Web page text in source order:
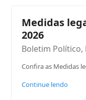
Medidas
2026
Boletim Político,
Confira as Medidas
Continue lendo